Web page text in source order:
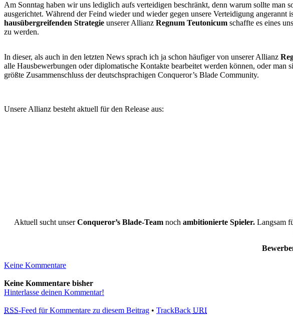
Am Sonntag haben wir uns lediglich aufs verteidigen beschränkt, denn warum sollte
ausgerichtet. Während der Feind wieder und wieder gegen unsere Verteidigung
hausübergreifenden Strategie unserer Allianz Regnum Teutonicum schaffte es eines
zu werden.
In dieser, als auch in den letzten News sprach ich ja schon häufiger von unserer Allianz
alle Hausbewerbungen oder diplomatische Kontakte bearbeitet werden können, oder
größte Zusammenschluss der deutschsprachigen Conqueror’s Blade Community.
Unsere Allianz besteht aktuell für den Release aus:
Aktuell sucht unserConqueror’s Blade-Teamnoch ambitionierte Spieler.Langsam
Keine Kommentare
Keine Kommentare bisher
Hinterlasse deinen Kommentar!
RSS-Feed für Kommentare zu diesem Beitrag • TrackBack URI